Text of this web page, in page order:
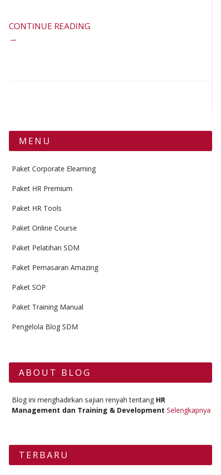
CONTINUE READING
→
MENU
Paket Corporate Elearning
Paket HR Premium
Paket HR Tools
Paket Online Course
Paket Pelatihan SDM
Paket Pemasaran Amazing
Paket SOP
Paket Training Manual
Pengelola Blog SDM
ABOUT BLOG
Blog ini menghadirkan sajian renyah tentang HR
Management dan Training & Development Selengkapnya
TERBARU